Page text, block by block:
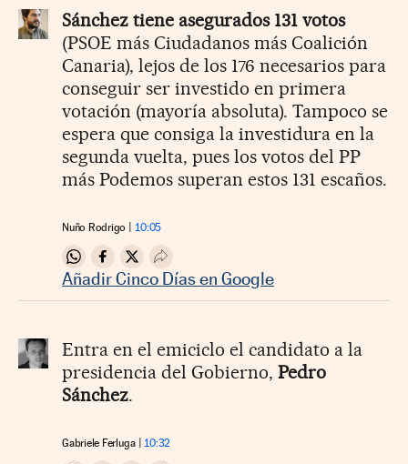
Sánchez tiene asegurados 131 votos
(PSOE más Ciudadanos más Coalición
Canaria), lejos de los 176 necesarios para
conseguir ser investido en primera
votación (mayoría absoluta). Tampoco se
espera que consiga la investidura en la
segunda vuelta, pues los votos del PP
más Podemos superan estos 131 escaños.
Nuño Rodrigo 10:05
Compartir en Whatsapp
Compartir en Facebook
Compartir en Twitter
Desplegar Redes Sociales
Añadir Cinco Días en Google
Entra en el emiciclo el candidato a la
presidencia del Gobierno, Pedro
Sánchez.
Gabriele Ferluga 10:32